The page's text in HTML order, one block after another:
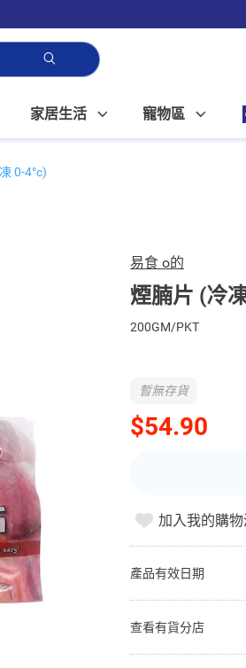
家居生活 寵物區
0-4°c)
易食 o的
煙腩片 (冷
200GM/PKT
$54.90
暫無存貨
加入我的購
產品有效日期
查看有貨分店